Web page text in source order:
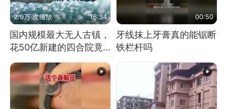
2.9万 次播放 16:34
国内规模最大无人古镇，
花50亿新建的四合院竟
00:50
牙线抹上牙膏真的能锯断
铁栏杆吗